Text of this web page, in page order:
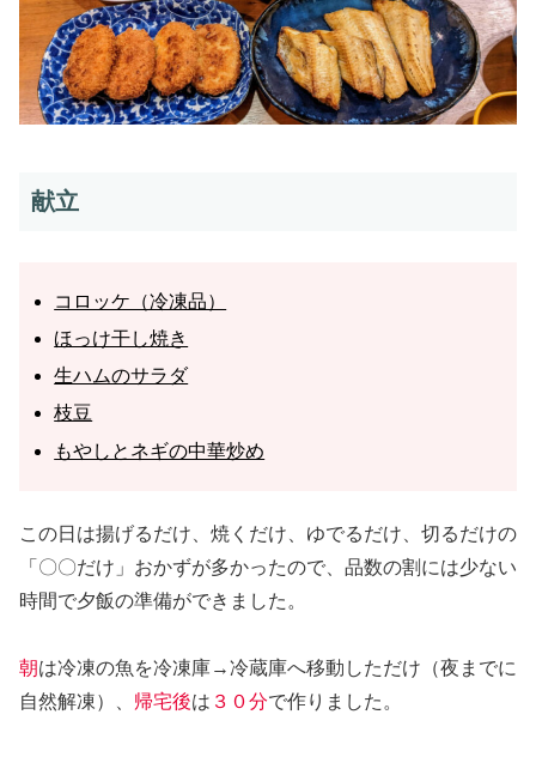
献立
コロッケ（冷凍品）
ほっけ干し焼き
生ハムのサラダ
枝豆
もやしとネギの中華炒め
この日は揚げるだけ、焼くだけ、ゆでるだけ、切るだけの
「〇〇だけ」おかずが多かったので、品数の割には少ない
時間で夕飯の準備ができました。
朝は冷凍の魚を冷凍庫→冷蔵庫へ移動しただけ（夜までに
自然解凍）、 帰宅後は ３０分で作りました。